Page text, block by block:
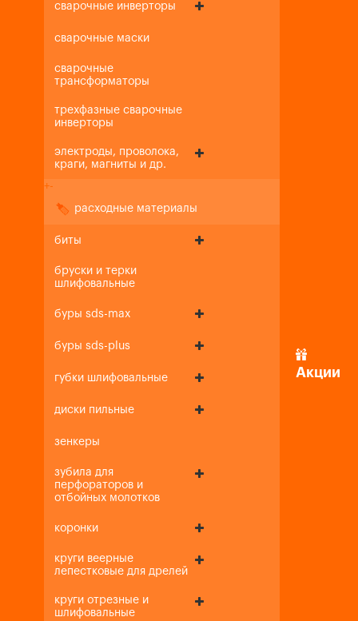
сварочные инверторы
сварочные маски
сварочные
трансформаторы
трехфазные сварочные
инверторы
электроды, проволока,
краги, магниты и др.
+-
расходные материалы
биты
бруски и терки
шлифовальные
буры sds-max
буры sds-plus
губки шлифовальные
диски пильные
зенкеры
зубила для
перфораторов и
отбойных молотков
коронки
круги веерные
лепестковые для дрелей
круги отрезные и
шлифовальные
Акции